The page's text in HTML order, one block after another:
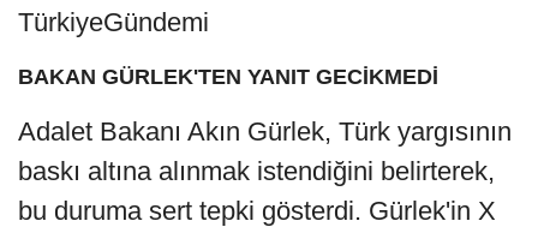
TürkiyeGündemi
BAKAN GÜRLEK'TEN YANIT GECİKMEDİ
Adalet Bakanı Akın Gürlek, Türk yargısının
baskı altına alınmak istendiğini belirterek,
bu duruma sert tepki gösterdi. Gürlek'in X